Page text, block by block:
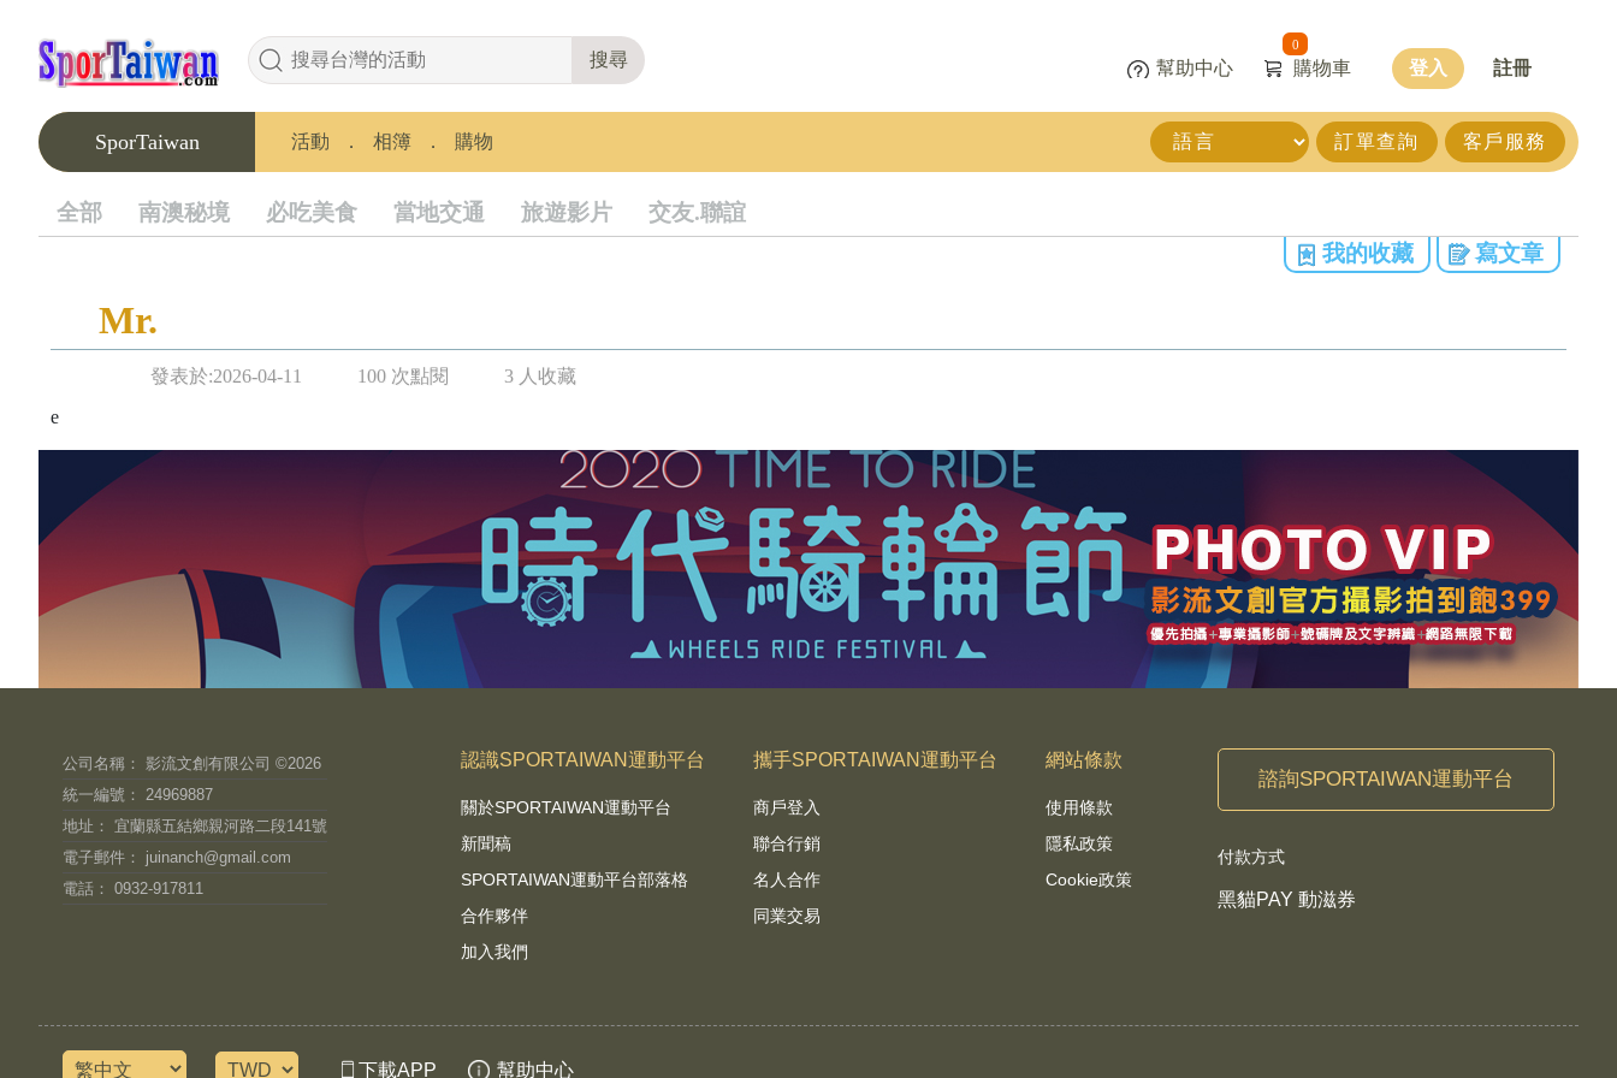
搜尋 幫助中心
0
購物車 登入 註冊
SporTaiwan 活動 ． 相簿 ． 購物 訂單查詢 客戶服務
全部 南澳秘境 必吃美食 當地交通 旅遊影片
交友.聯誼
我的收藏
寫文章
Mr.
發表於:2026-04-11 100 次點閱
3 人收藏
e
公司名稱： 影流文創有限公司 ©2026
統一編號： 24969887
地址： 宜蘭縣五結鄉親河路二段141號
電子郵件： juinanch@gmail.com
電話： 0932-917811
認識SPORTAIWAN運動平台
關於SPORTAIWAN運動平台
新聞稿
SPORTAIWAN運動平台部落格
合作夥伴
加入我們
攜手SPORTAIWAN運動平台
商戶登入
聯合行銷
名人合作
同業交易
網站條款
使用條款
隱私政策
Cookie政策
諮詢SPORTAIWAN運動平台
付款方式
黑貓PAY 動滋券
下載APP 幫助中心